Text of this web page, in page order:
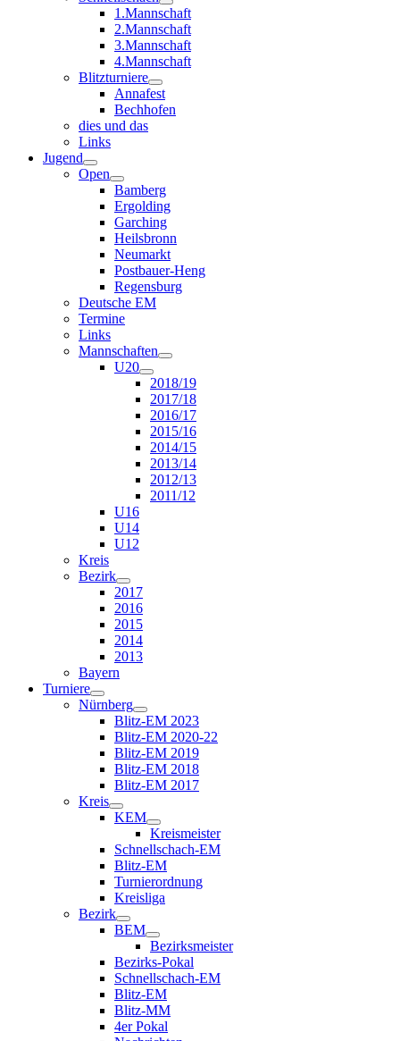
1.Mannschaft
2.Mannschaft
3.Mannschaft
4.Mannschaft
Blitzturniere
Annafest
Bechhofen
dies und das
Links
Jugend
Open
Bamberg
Ergolding
Garching
Heilsbronn
Neumarkt
Postbauer-Heng
Regensburg
Deutsche EM
Termine
Links
Mannschaften
U20
2018/19
2017/18
2016/17
2015/16
2014/15
2013/14
2012/13
2011/12
U16
U14
U12
Kreis
Bezirk
2017
2016
2015
2014
2013
Bayern
Turniere
Nürnberg
Blitz-EM 2023
Blitz-EM 2020-22
Blitz-EM 2019
Blitz-EM 2018
Blitz-EM 2017
Kreis
KEM
Kreismeister
Schnellschach-EM
Blitz-EM
Turnierordnung
Kreisliga
Bezirk
BEM
Bezirksmeister
Bezirks-Pokal
Schnellschach-EM
Blitz-EM
Blitz-MM
4er Pokal